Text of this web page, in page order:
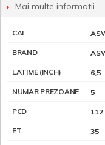
Mai multe informatii
CAI
BRAND
LATIME (INCH) 6,5
NUMAR PREZOANE 5
PCD 112
ET 35